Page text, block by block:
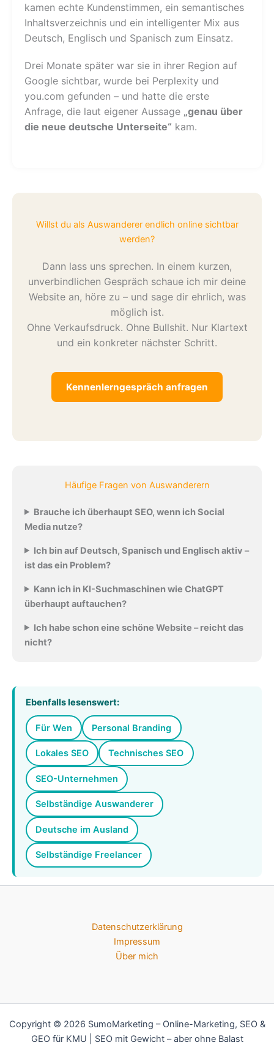
kamen echte Kundenstimmen, ein semantisches
Inhaltsverzeichnis und ein intelligenter Mix aus
Deutsch, Englisch und Spanisch zum Einsatz.
Drei Monate später war sie in ihrer Region auf
Google sichtbar, wurde bei Perplexity und
you.com gefunden – und hatte die erste
Anfrage, die laut eigener Aussage „genau über
die neue deutsche Unterseite“ kam.
Willst du als Auswanderer endlich online sichtbar
werden?
Dann lass uns sprechen. In einem kurzen,
unverbindlichen Gespräch schaue ich mir deine
Website an, höre zu – und sage dir ehrlich, was
möglich ist.
Ohne Verkaufsdruck. Ohne Bullshit. Nur Klartext
und ein konkreter nächster Schritt.
Kennenlerngespräch anfragen
Häufige Fragen von Auswanderern
Brauche ich überhaupt SEO, wenn ich Social
Media nutze?
Ich bin auf Deutsch, Spanisch und Englisch aktiv –
ist das ein Problem?
Kann ich in KI-Suchmaschinen wie ChatGPT
überhaupt auftauchen?
Ich habe schon eine schöne Website – reicht das
nicht?
Ebenfalls lesenswert:
Für Wen Personal Branding
Lokales SEO Technisches SEO
SEO-Unternehmen
Selbständige Auswanderer
Deutsche im Ausland
Selbständige Freelancer
Datenschutzerklärung
Impressum
Über mich
Copyright © 2026 SumoMarketing – Online-Marketing, SEO &
GEO für KMU | SEO mit Gewicht – aber ohne Balast